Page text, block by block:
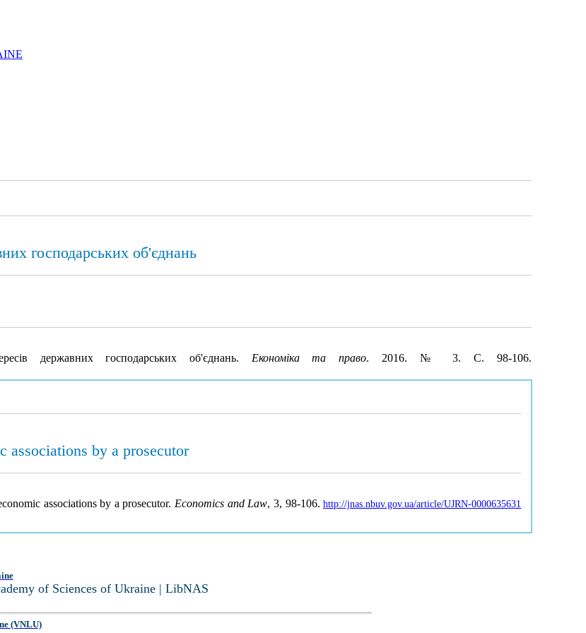
господарських об'єднань
державних господарських об'єднань. Економіка та право. 2016. № 3. С. 98-106.
associations by a prosecutor
associations by a prosecutor. Economics and Law, 3, 98-106.http://jnas.nbuv.gov.ua/article/UJRN-0000635631
of Sciences of Ukraine | LibNAS
(VNLU)